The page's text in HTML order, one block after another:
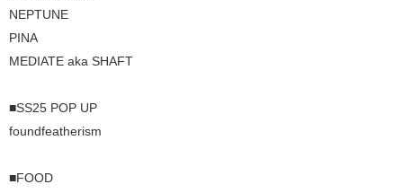
NEPTUNE
PINA
MEDIATE aka SHAFT
■SS25 POP UP
foundfeatherism
■FOOD